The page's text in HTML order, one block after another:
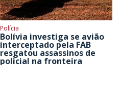
Polícia
Bolívia investiga se avião
interceptado pela FAB
resgatou assassinos de
policial na fronteira